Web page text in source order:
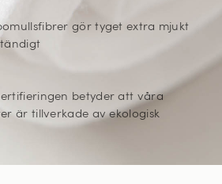
gör tyget extra mjukt
betyder att våra
är tillverkade av ekologisk